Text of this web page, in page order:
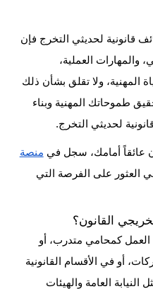
قانونية لحديثي التخرج فإن
والمهارات العملية،
المهنية، ولا تقلق بشأن ذلك
طموحاتك المهنية وبناء
لحديثي التخرج.
عائقاً أمامك، سجل في منصة
العثور على الفرصة التي
القانون؟
كمحامي متدرب، أو
أو في الأقسام القانونية
العامة والهيئات